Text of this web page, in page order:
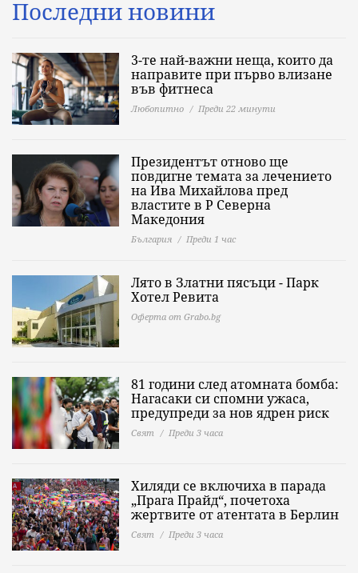
Последни новини
3-те най-важни неща, които да
направите при първо влизане
във фитнеса
Любопитно Преди 22 минути
Президентът отново ще
повдигне темата за лечението
на Ива Михайлова пред
властите в Р Северна
Македония
България Преди 1 час
Лято в Златни пясъци - Парк
Хотел Ревита
Оферта от Grabo.bg
81 години след атомната бомба:
Нагасаки си спомни ужаса,
предупреди за нов ядрен риск
Свят Преди 3 часа
Хиляди се включиха в парада
„Прага Прайд“, почетоха
жертвите от атентата в Берлин
Свят Преди 3 часа